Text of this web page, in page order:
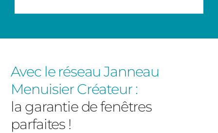
Avec le réseau Janneau
Menuisier Créateur :
la garantie de fenêtres
parfaites !